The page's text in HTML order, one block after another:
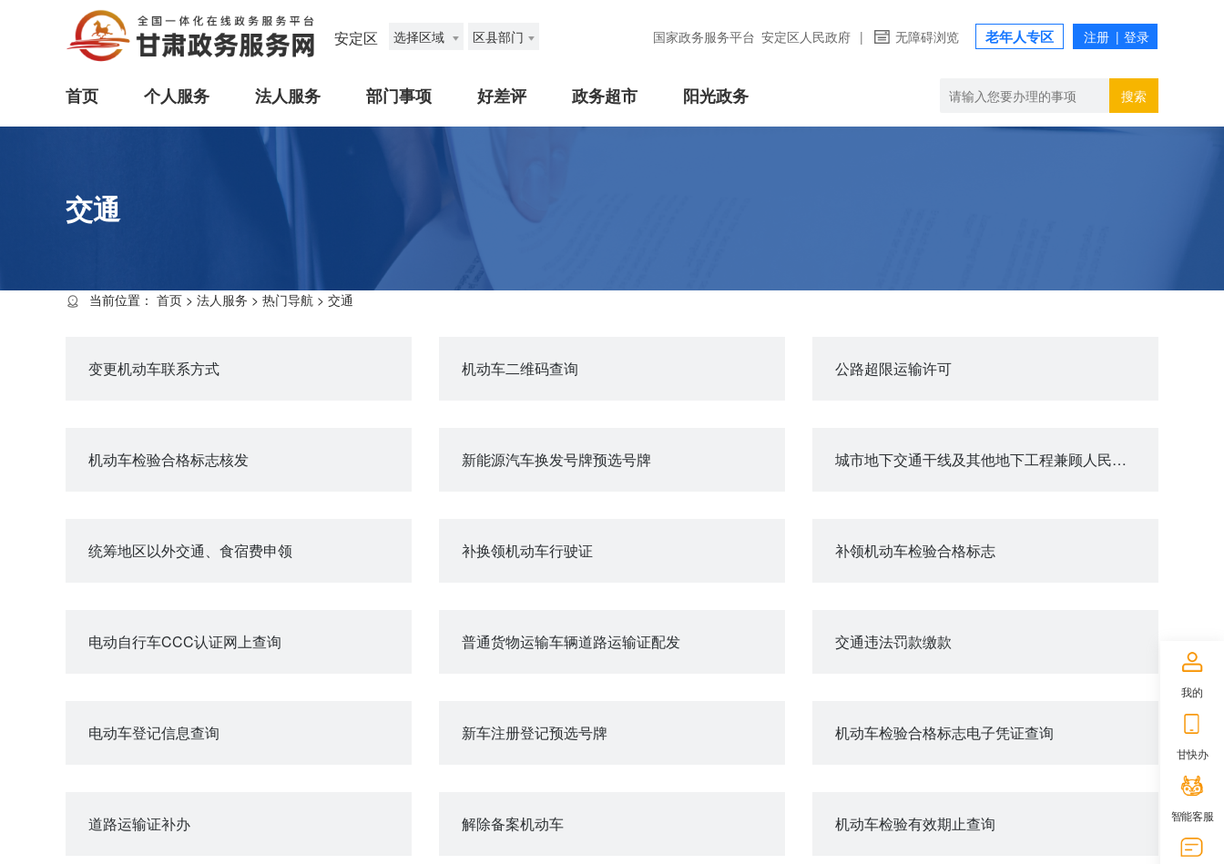
安定区 选择区域 区县部门 国家政务服务平台 安定区人民政府 | 无障碍浏览 老年人专区
首页 个人服务 法人服务 部门事项 好差评 政务超市 阳光政务 搜索
交通
当前位置： 首页 > 法人服务 > 热门导航 > 交通
变更机动车联系方式 机动车二维码查询 公路超限运输许可
机动车检验合格标志核发 新能源汽车换发号牌预选号牌 城市地下交通干线及其他地下工程兼顾人民防空需要审查
统筹地区以外交通、食宿费申领 补换领机动车行驶证 补领机动车检验合格标志
电动自行车CCC认证网上查询 普通货物运输车辆道路运输证配发 交通违法罚款缴款
电动车登记信息查询 新车注册登记预选号牌 机动车检验合格标志电子凭证查询
道路运输证补办 解除备案机动车 机动车检验有效期止查询
我的
甘快办
智能客服